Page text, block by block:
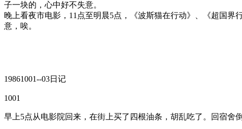
子一块的，心中好不失意。
晚上看夜市电影，11点至明晨5点，《波斯猫在行动》、《超国
意，唉。
19861001--03日记
1001
早上5点从电影院回来，在街上买了四根油条，胡乱吃了。回宿舍